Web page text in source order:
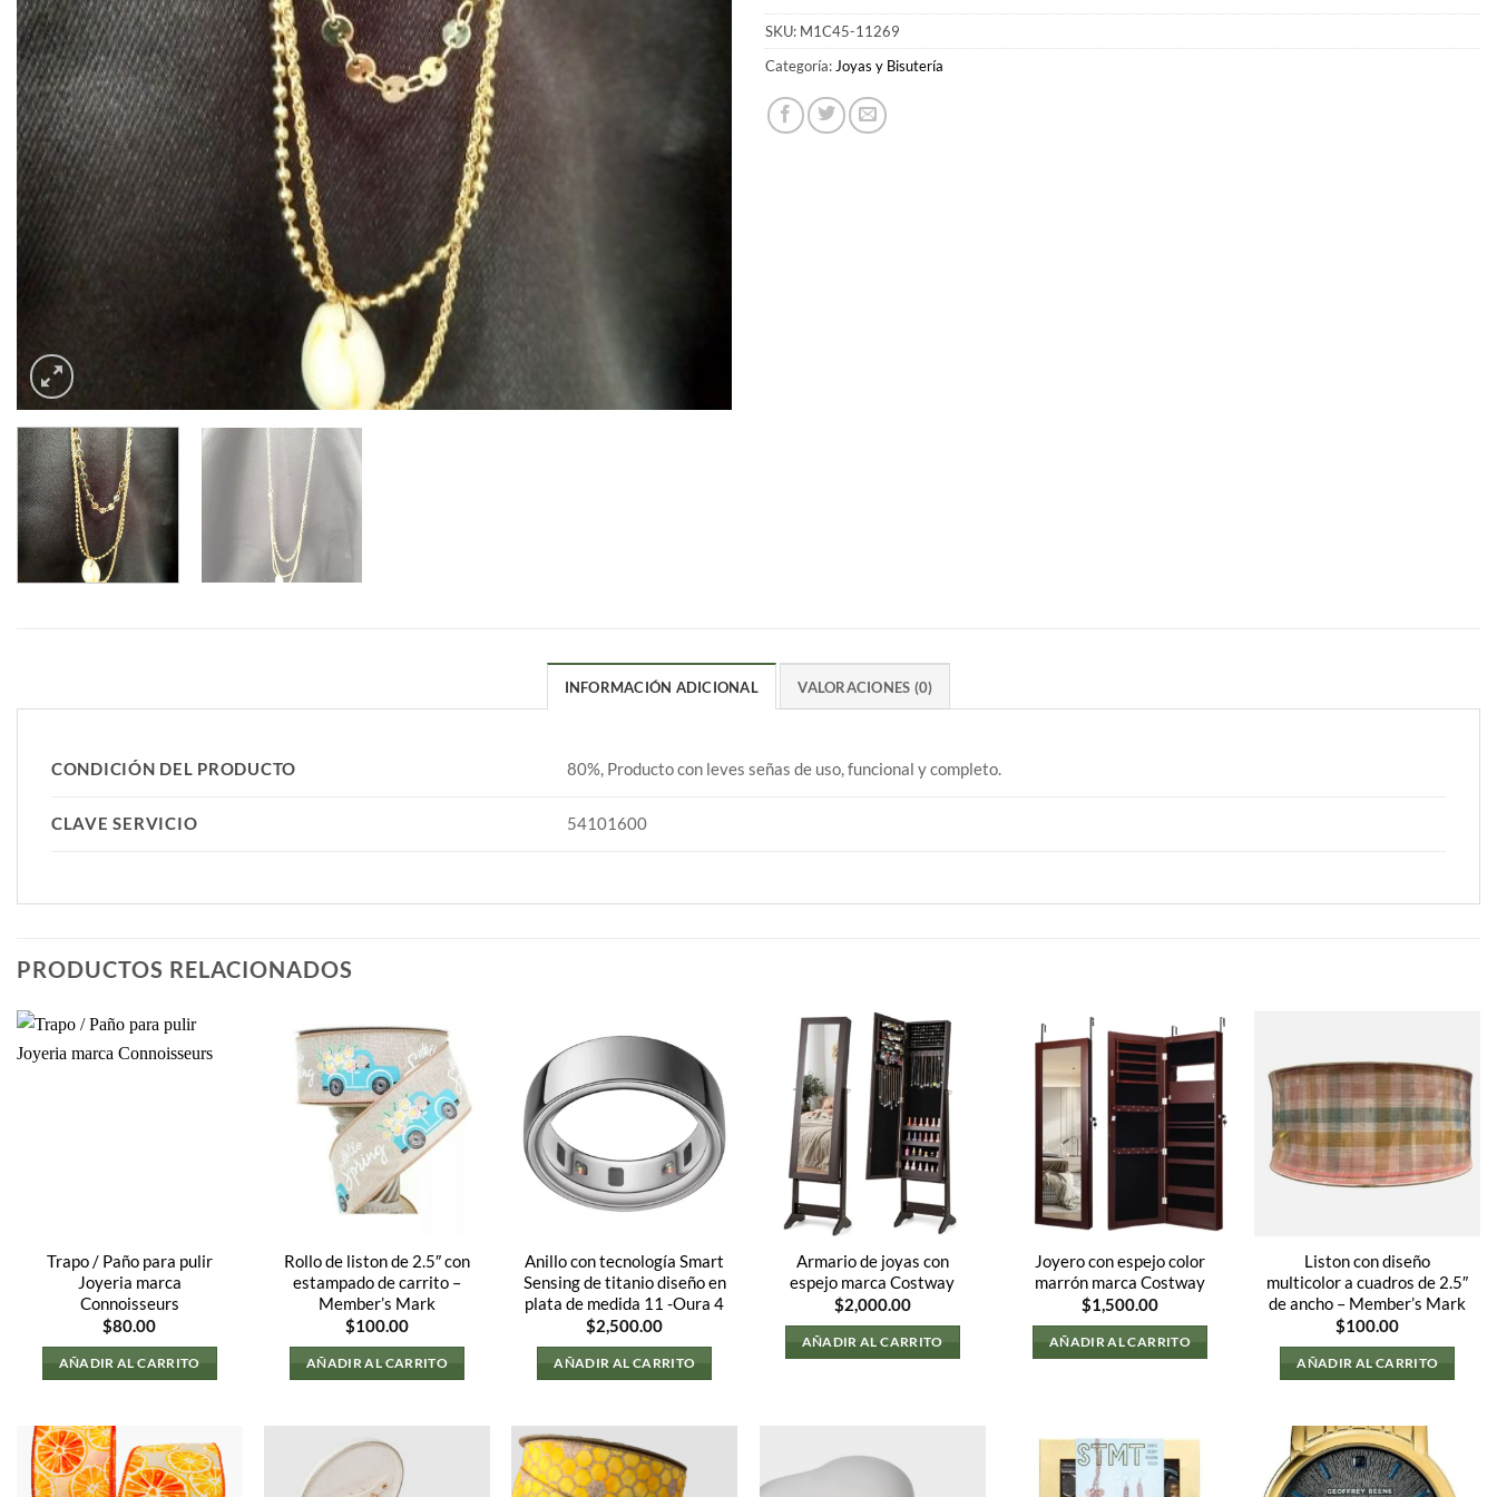
SKU: M1C45-11269
Categoría: Joyas y Bisutería
INFORMACIÓN ADICIONAL VALORACIONES (0)
CONDICIÓN DEL PRODUCTO 80%, Producto con leves señas de uso, funcional y completo.
CLAVE SERVICIO 54101600
PRODUCTOS RELACIONADOS
Trapo / Paño para pulir
Joyeria marca
Connoisseurs
$80.00
AÑADIR AL CARRITO
Rollo de liston de 2.5″ con
estampado de carrito –
Member’s Mark
$100.00
AÑADIR AL CARRITO
Anillo con tecnología Smart
Sensing de titanio diseño en
plata de medida 11 -Oura 4
$2,500.00
AÑADIR AL CARRITO
Armario de joyas con
espejo marca Costway
$2,000.00
AÑADIR AL CARRITO
Joyero con espejo color
marrón marca Costway
$1,500.00
AÑADIR AL CARRITO
Liston con diseño
multicolor a cuadros de 2.5″
de ancho – Member’s Mark
$100.00
AÑADIR AL CARRITO